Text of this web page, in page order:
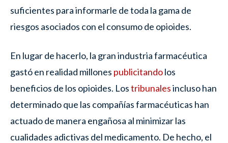
suficientes para informarle de toda la gama de
riesgos asociados con el consumo de opioides.
En lugar de hacerlo, la gran industria farmacéutica
gastó en realidad millones publicitandolos
beneficios de los opioides. Lostribunalesincluso han
determinado que las compañías farmacéuticas han
actuado de manera engañosa al minimizar las
cualidades adictivas del medicamento. De hecho, el